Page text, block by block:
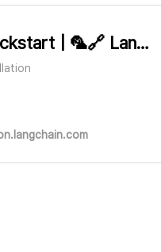
Quickstart | 🦜️🔗 Langchain